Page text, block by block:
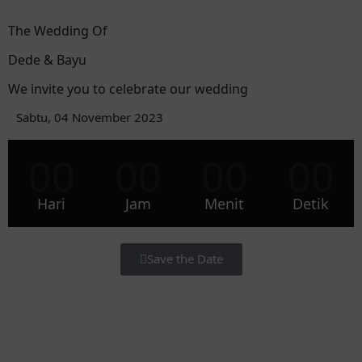
The Wedding Of
Dede & Bayu
We invite you to celebrate our wedding
Sabtu, 04 November 2023
Hari Jam Menit Detik
Save the Date